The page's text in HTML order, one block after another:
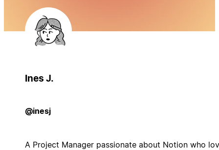
Ines J.
@inesj
A Project Manager passionate about Notion who